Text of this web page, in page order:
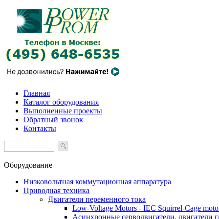
Главная
Каталог оборудования
Выполненные проекты
Обратный звонок
Контакты
Оборудование
Низковольтная коммутационная аппаратура
Приводная техника
Двигатели переменного тока
Low-Voltage Motors - IEC Squirrel-Cage
Асинхронные серводвигатели, двигатели